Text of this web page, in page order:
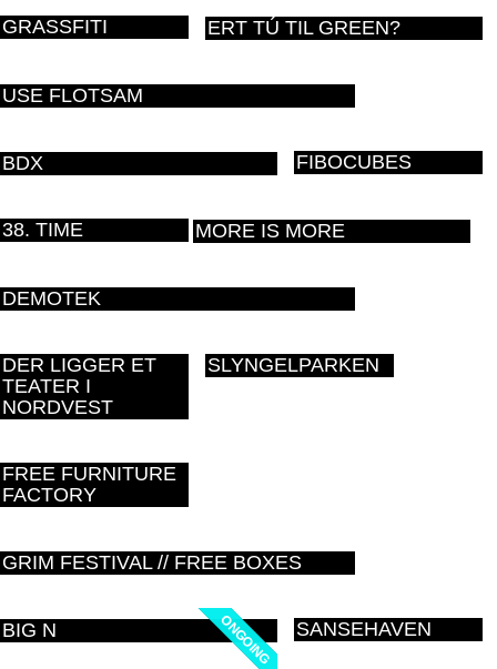
GRASSFITI ERT TÚ TIL GREEN?
USE FLOTSAM
BDX FIBOCUBES
38. TIME MORE IS MORE
DEMOTEK
DER LIGGER ET
TEATER I
NORDVEST
SLYNGELPARKEN
FREE FURNITURE
FACTORY
GRIM FESTIVAL // FREE BOXES
ONGOING
ONGOING
BIG N SANSEHAVEN